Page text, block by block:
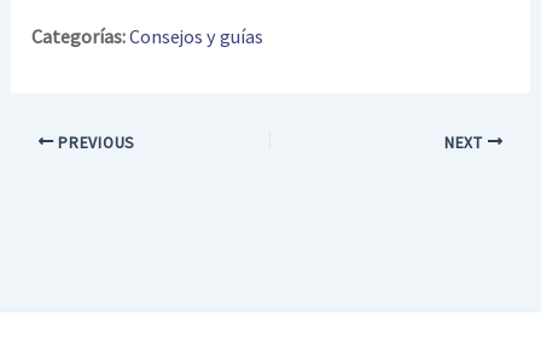
Categorías:Consejos y guías
PREVIOUS NEXT